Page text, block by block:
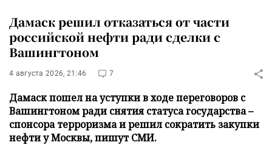
Дамаск решил отказаться от части
российской нефти ради сделки с
Вашингтоном
4 августа 2026, 21:46 7
Дамаск пошел на уступки в ходе переговоров с
Вашингтоном ради снятия статуса государства –
спонсора терроризма и решил сократить закупки
нефти у Москвы, пишут СМИ.